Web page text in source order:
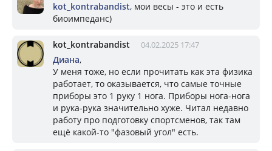
kot_kontrabandist, мои весы - это и есть
биоимпеданс)
kot_kontrabandist 04.02.2025 17:47
Диана,
У меня тоже, но если прочитать как эта физика
работает, то оказывается, что самые точные
приборы это 1 руку 1 нога. Приборы нога-нога
и рука-рука значительно хуже. Читал недавно
работу про подготовку спортсменов, так там
ещё какой-то "фазовый угол" есть.